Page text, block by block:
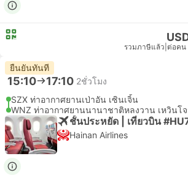
รวมภาษีแล้ว ต่อคน
ยืนยันทันที
15:10 17:10 2ชั่วโมง
SZX ท่าอากาศยานเป่าอัน เซินเจิ้น
WNZ ท่าอากาศยานนานาชาติหลงวาน เหวินโ
ชั้นประหยัด | เที่ยวบิน
Hainan Airlines